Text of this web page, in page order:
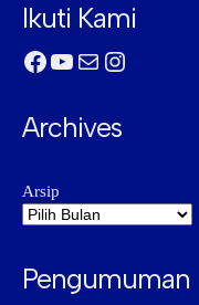
Ikuti Kami
Facebook
YouTube
MailInstagram
Archives
Arsip
Pengumuman